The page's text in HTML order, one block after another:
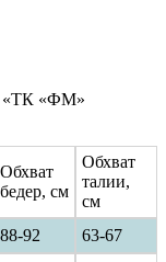
«ТК «ФМ»
Обхват
бедер, см
Обхват
талии,
см
88-92
63-67